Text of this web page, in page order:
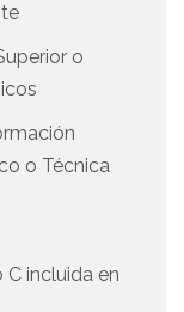
o
o Técnica
incluida en